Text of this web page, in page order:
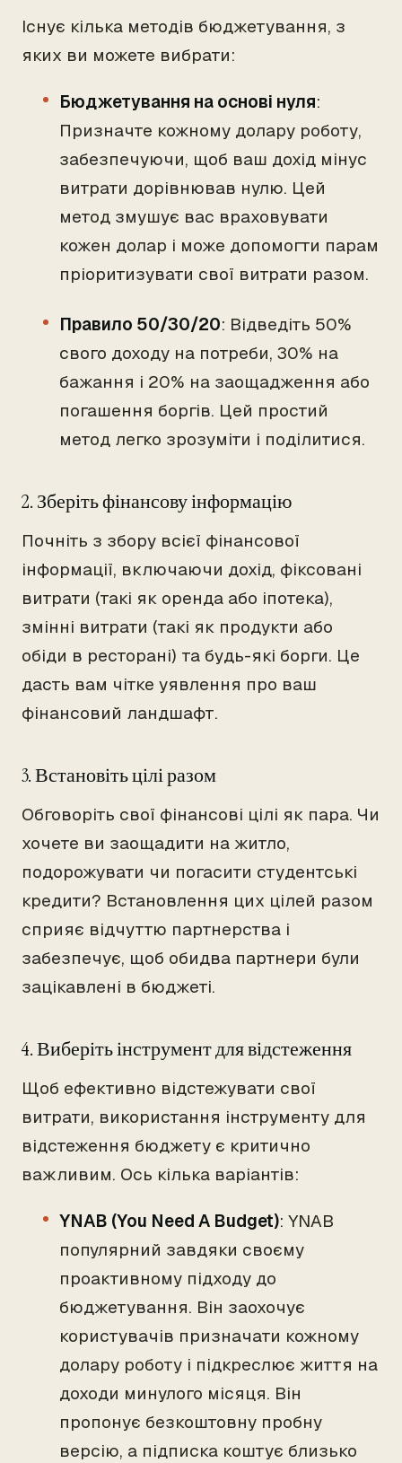
Існує кілька методів бюджетування, з
яких ви можете вибрати:
Бюджетування на основі нуля:
Призначте кожному долару роботу,
забезпечуючи, щоб ваш дохід мінус
витрати дорівнював нулю. Цей
метод змушує вас враховувати
кожен долар і може допомогти парам
пріоритизувати свої витрати разом.
Правило 50/30/20: Відведіть 50%
свого доходу на потреби, 30% на
бажання і 20% на заощадження або
погашення боргів. Цей простий
метод легко зрозуміти і поділитися.
2. Зберіть фінансову інформацію
Почніть з збору всієї фінансової
інформації, включаючи дохід, фіксовані
витрати (такі як оренда або іпотека),
змінні витрати (такі як продукти або
обіди в ресторані) та будь-які борги. Це
дасть вам чітке уявлення про ваш
фінансовий ландшафт.
3. Встановіть цілі разом
Обговоріть свої фінансові цілі як пара. Чи
хочете ви заощадити на житло,
подорожувати чи погасити студентські
кредити? Встановлення цих цілей разом
сприяє відчуттю партнерства і
забезпечує, щоб обидва партнери були
зацікавлені в бюджеті.
4. Виберіть інструмент для відстеження
Щоб ефективно відстежувати свої
витрати, використання інструменту для
відстеження бюджету є критично
важливим. Ось кілька варіантів:
YNAB (You Need A Budget): YNAB
популярний завдяки своєму
проактивному підходу до
бюджетування. Він заохочує
користувачів призначати кожному
долару роботу і підкреслює життя на
доходи минулого місяця. Він
пропонує безкоштовну пробну
версію, а підписка коштує близько